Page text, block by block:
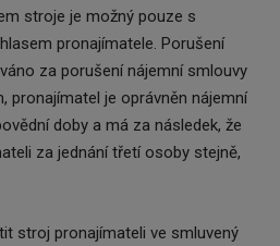
stroje je možný pouze s
pronajímatele. Porušení
za porušení nájemní smlouvy
pronajímatel je oprávněn nájemní
doby a má za následek, že
za jednání třetí osoby stejně,
stroj pronajímateli ve smluvený